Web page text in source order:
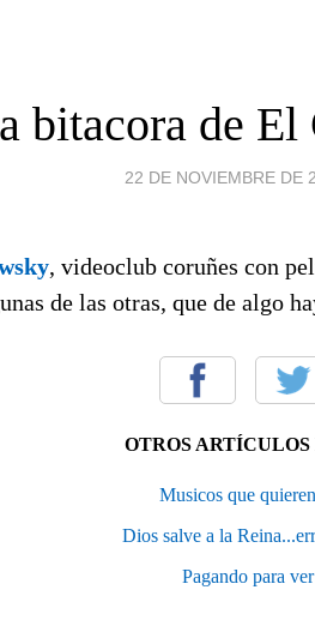
bitacora de
22 DE NOVIEMBRE DE
, videoclub coruñes con
de las otras, que de algo
OTROS
Musicos que
Dios salve a la
Pagando para